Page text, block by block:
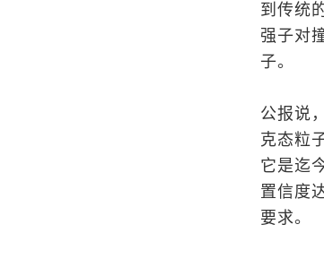
到传统
强子对
子。
公报说
克态粒
它是迄
置信度
要求。